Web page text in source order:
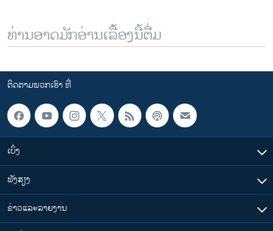
ທ່ານອາດມັກອ່ານເລື້ອງນີ້ຕື່ມ
ຕິດຕາມພວກເຮົາ ທີ່
ເບິ່ງ
ຟັງສຽງ
ຂ່າວແລະລາຍງານ